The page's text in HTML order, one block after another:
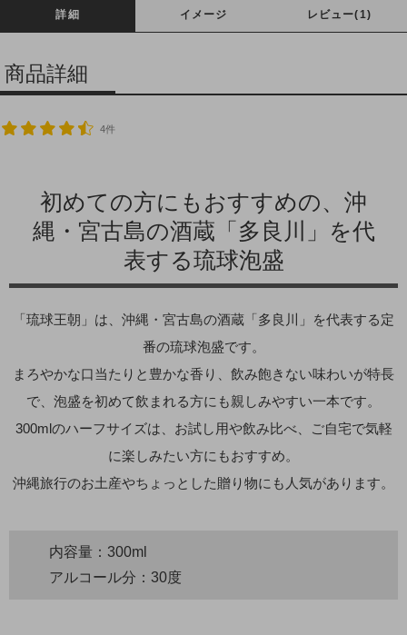
詳細 イメージ レビュー(1)
商品詳細
4件
初めての方にもおすすめの、沖
縄・宮古島の酒蔵「多良川」を代
表する琉球泡盛
「琉球王朝」は、沖縄・宮古島の酒蔵「多良川」を代表する定
番の琉球泡盛です。
まろやかな口当たりと豊かな香り、飲み飽きない味わいが特長
で、泡盛を初めて飲まれる方にも親しみやすい一本です。
300mlのハーフサイズは、お試し用や飲み比べ、ご自宅で気軽
に楽しみたい方にもおすすめ。
沖縄旅行のお土産やちょっとした贈り物にも人気があります。
内容量：300ml
アルコール分：30度